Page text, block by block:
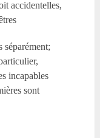
accidentelles,
séparément;
incapables
sont